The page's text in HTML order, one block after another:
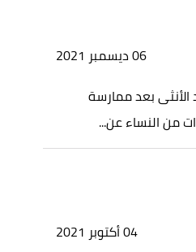
06 ديسمبر 2021
بعد ممارسة
من النساء عن...
04 أكتوبر 2021